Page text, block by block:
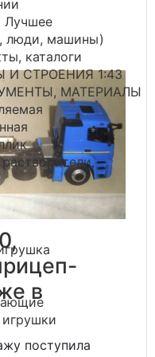
Лучшее
люди, машины)
каталоги
И СТРОЕНИЯ 1:43
МАТЕРИАЛЫ
в
поступила